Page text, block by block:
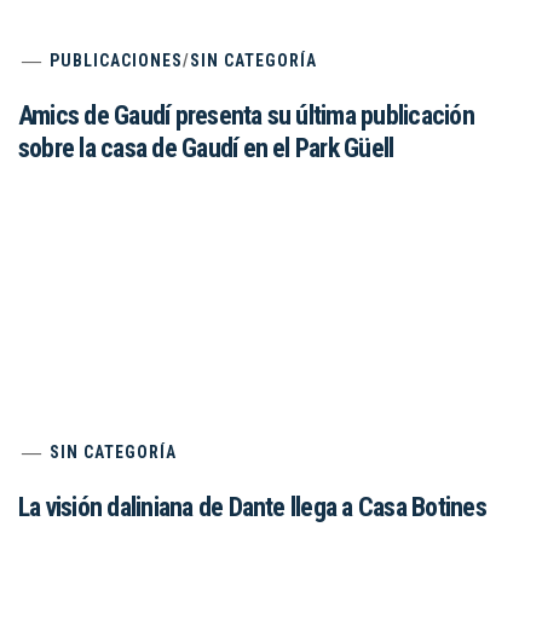
PUBLICACIONES/SIN CATEGORÍA
Amics de Gaudí presenta su última publicación
sobre la casa de Gaudí en el Park Güell
SIN CATEGORÍA
La visión daliniana de Dante llega a Casa Botines